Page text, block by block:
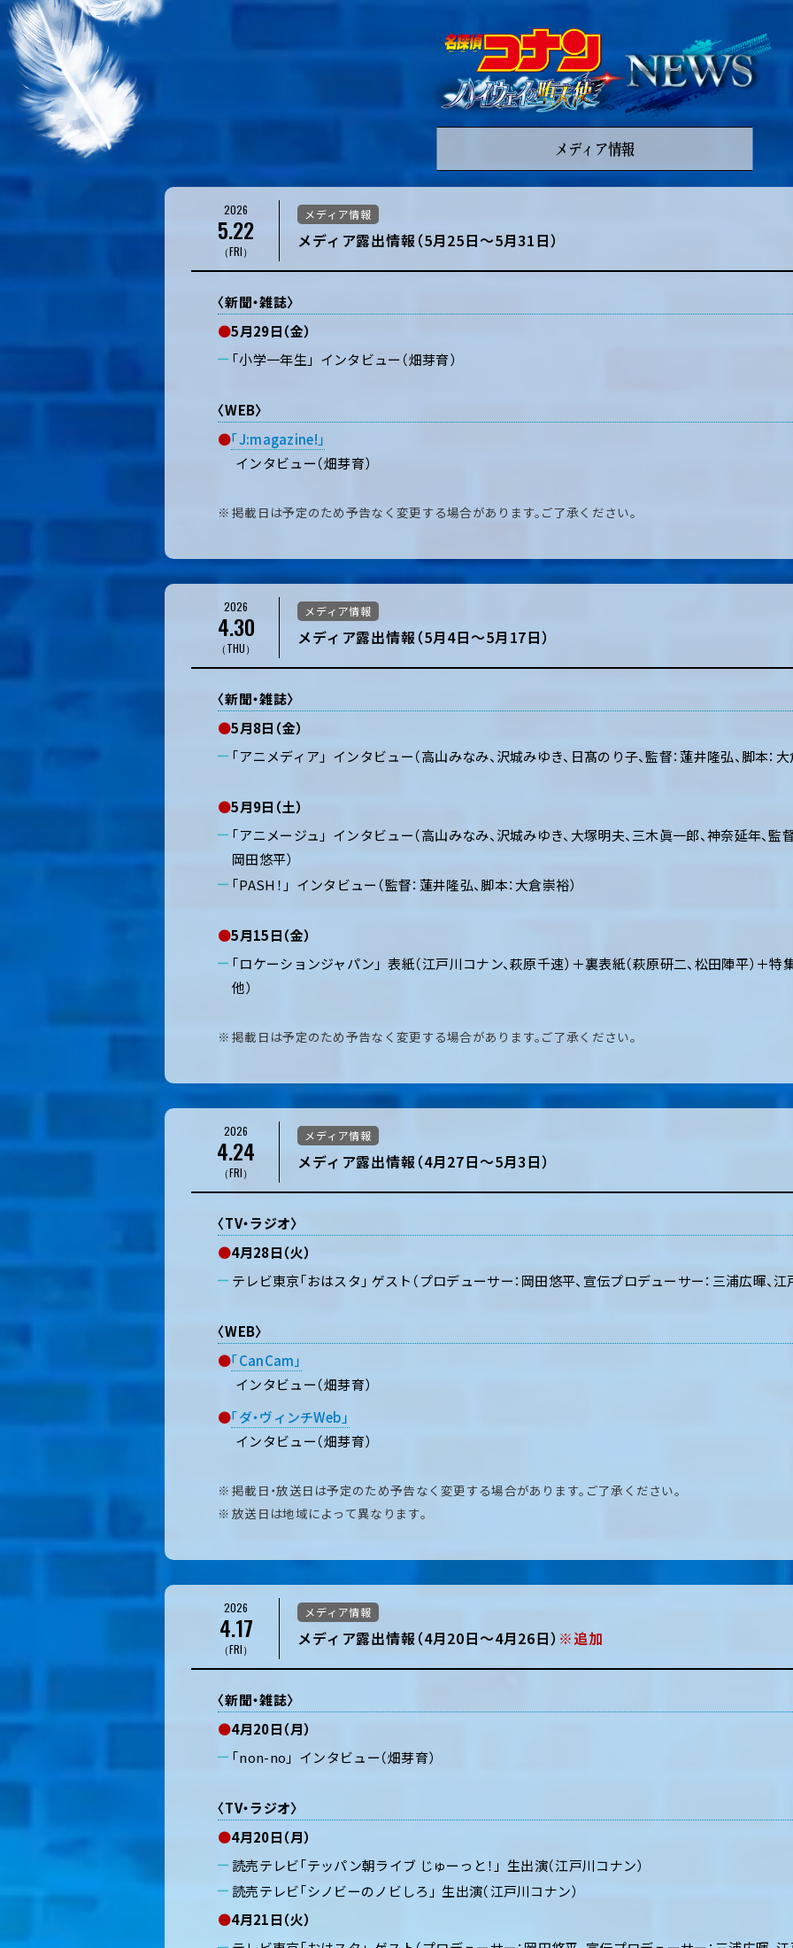
メディア情報
2026
5.22
（FRI）
メディア情報
メディア露出情報（5月25日～5月31日）
〈新聞・雑誌〉
●5月29日（金）
「小学一年生」 インタビュー（畑芽育）
〈WEB〉
●「J:magazine!」
インタビュー（畑芽育）
掲載日は予定のため予告なく変更する場合があります。ご了承ください。
2026
4.30
（THU）
メディア情報
メディア露出情報（5月4日～5月17日）
〈新聞・雑誌〉
●5月8日（金）
「アニメディア」 インタビュー（高山みなみ、沢城みゆき、日髙のり子、監督：蓮井隆弘、脚本：大
●5月9日（土）
「アニメージュ」 インタビュー（高山みなみ、沢城みゆき、大塚明夫、三木眞一郎、神奈延年、監
岡田悠平）
「PASH！」 インタビュー（監督：蓮井隆弘、脚本：大倉崇裕）
●5月15日（金）
「ロケーションジャパン」 表紙（江戸川コナン、萩原千速）＋裏表紙（萩原研二、松田陣平）＋特
他）
掲載日は予定のため予告なく変更する場合があります。ご了承ください。
2026
4.24
（FRI）
メディア情報
メディア露出情報（4月27日～5月3日）
〈TV・ラジオ〉
●4月28日（火）
テレビ東京「おはスタ」 ゲスト（プロデューサー：岡田悠平、宣伝プロデューサー：三浦広暉、江
〈WEB〉
●「CanCam」
インタビュー（畑芽育）
●「ダ・ヴィンチWeb」
インタビュー（畑芽育）
掲載日・放送日は予定のため予告なく変更する場合があります。ご了承ください。
放送日は地域によって異なります。
2026
4.17
（FRI）
メディア情報
メディア露出情報（4月20日～4月26日） ※追加
〈新聞・雑誌〉
●4月20日（月）
「non-no」 インタビュー（畑芽育）
〈TV・ラジオ〉
●4月20日（月）
読売テレビ「テッパン朝ライブ じゅーっと！」 生出演（江戸川コナン）
読売テレビ「シノビーのノビしろ」 生出演（江戸川コナン）
●4月21日（火）